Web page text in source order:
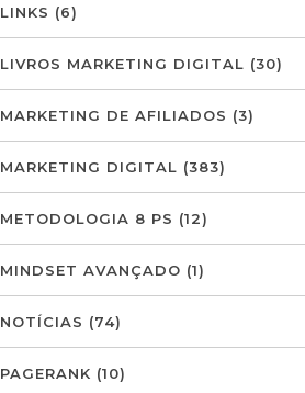
LINKS (6)
LIVROS MARKETING DIGITAL (30)
MARKETING DE AFILIADOS (3)
MARKETING DIGITAL (383)
METODOLOGIA 8 PS (12)
MINDSET AVANÇADO (1)
NOTÍCIAS (74)
PAGERANK (10)